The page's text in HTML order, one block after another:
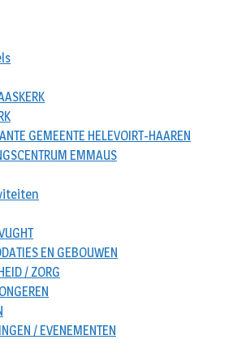
GEMEENTE HELEVOIRT-HAAREN
EMMAUS
EN GEBOUWEN
/ ZORG
/ EVENEMENTEN